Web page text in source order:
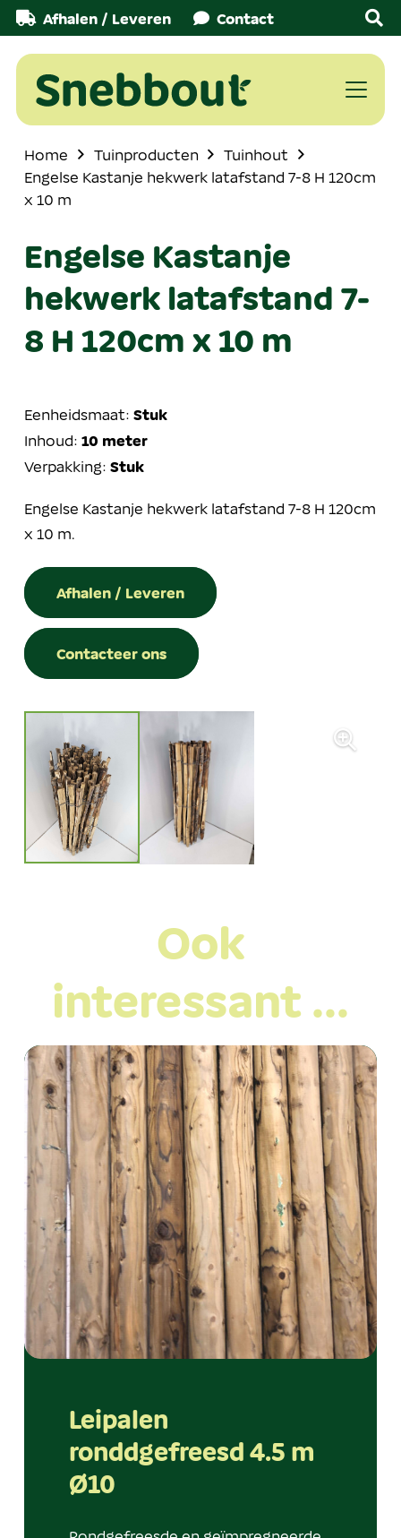
Afhalen / Leveren Contact
Home Tuinproducten
Tuinhout
Engelse Kastanje hekwerk latafstand 7-8 H 120cm
x 10 m
Engelse Kastanje
hekwerk latafstand 7-
8 H 120cm x 10 m
Eenheidsmaat: Stuk
Inhoud: 10 meter
Verpakking: Stuk
Engelse Kastanje hekwerk latafstand 7-8 H 120cm
x 10 m.
Afhalen / Leveren
Contacteer ons
Ook
interessant …
Leipalen
ronddgefreesd 4.5 m
Ø10